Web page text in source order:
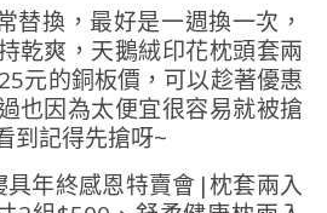
替換，最好是一週換一次，
乾爽，天鵝絨印花枕頭套兩
元的銅板價，可以趁著優惠
也因為太便宜很容易就被搶
到記得先搶呀~